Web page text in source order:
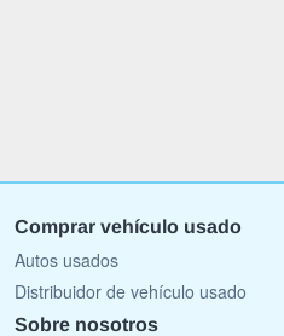
Comprar vehículo usado
Autos usados
Distribuidor de vehículo usado
Sobre nosotros